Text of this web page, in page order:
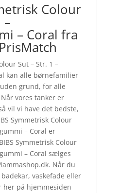
Colour
–
– Coral fra
Sut – Str. 1 –
kan alle børnefamilier
grund, for alle
vores tanker er
vil vi have det bedste,
Symmetrisk Colour
– Coral er
Symmetrisk Colour
– Coral sælges
Når du
vaskefade eller
på hjemmesiden